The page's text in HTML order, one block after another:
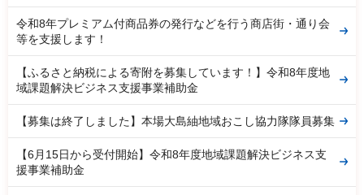
令和8年プレミアム付商品券の発行などを行う商店街・通り会
等を支援します！
【ふるさと納税による寄附を募集しています！】令和8年度地
域課題解決ビジネス支援事業補助金
【募集は終了しました】本場大島紬地域おこし協力隊隊員募集
【6月15日から受付開始】令和8年度地域課題解決ビジネス支
援事業補助金